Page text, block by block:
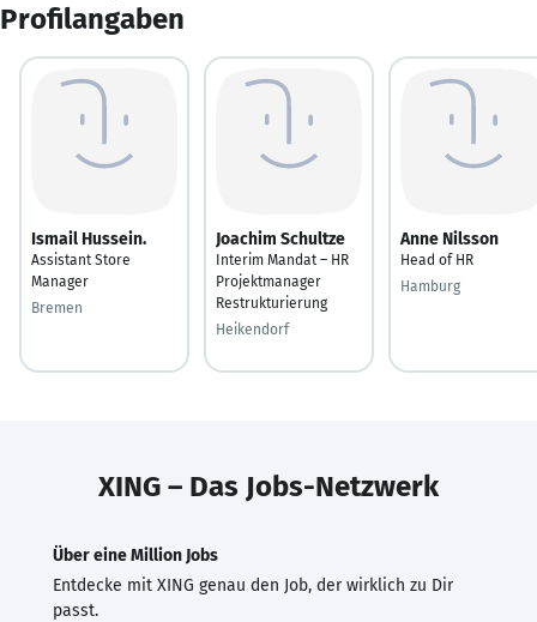
Profilangaben
Ismail Hussein.
Assistant Store
Manager
Bremen
Joachim Schultze
Interim Mandat – HR
Projektmanager
Restrukturierung
Heikendorf
Anne Nilsson
Head of HR
Hamburg
XING – Das Jobs-Netzwerk
Über eine Million Jobs
Entdecke mit XING genau den Job, der wirklich zu Dir
passt.